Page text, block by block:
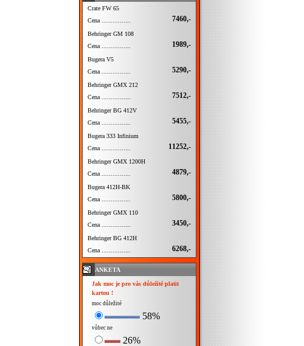
Crate FW 65
Cena ................
7460,-
Behringer GM 108
Cena ................
1989,-
Bugera V5
Cena ................
5290,-
Behringer GMX 212
Cena ................
7512,-
Behringer BG 412V
Cena ................
5455,-
Bugera 333 Infinium
Cena ................
11252,-
Behringer GMX 1200H
Cena ................
4879,-
Bugera 412H-BK
Cena ................
5800,-
Behringer GMX 110
Cena ................
3450,-
Behringer BG 412H
Cena ................
6268,-
ANKETA
Jak moc je pro vás důležité platit
kartou !
moc důležité
58%
vůbec ne
26%